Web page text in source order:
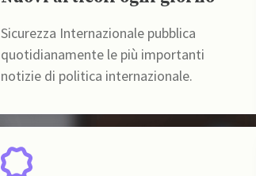
Sicurezza Internazionale pubblica
quotidianamente le più importanti
notizie di politica internazionale.